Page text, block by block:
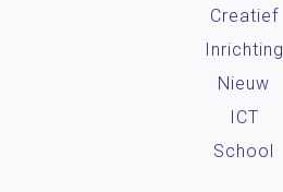
Creatief
Inrichting
Nieuw
ICT
School